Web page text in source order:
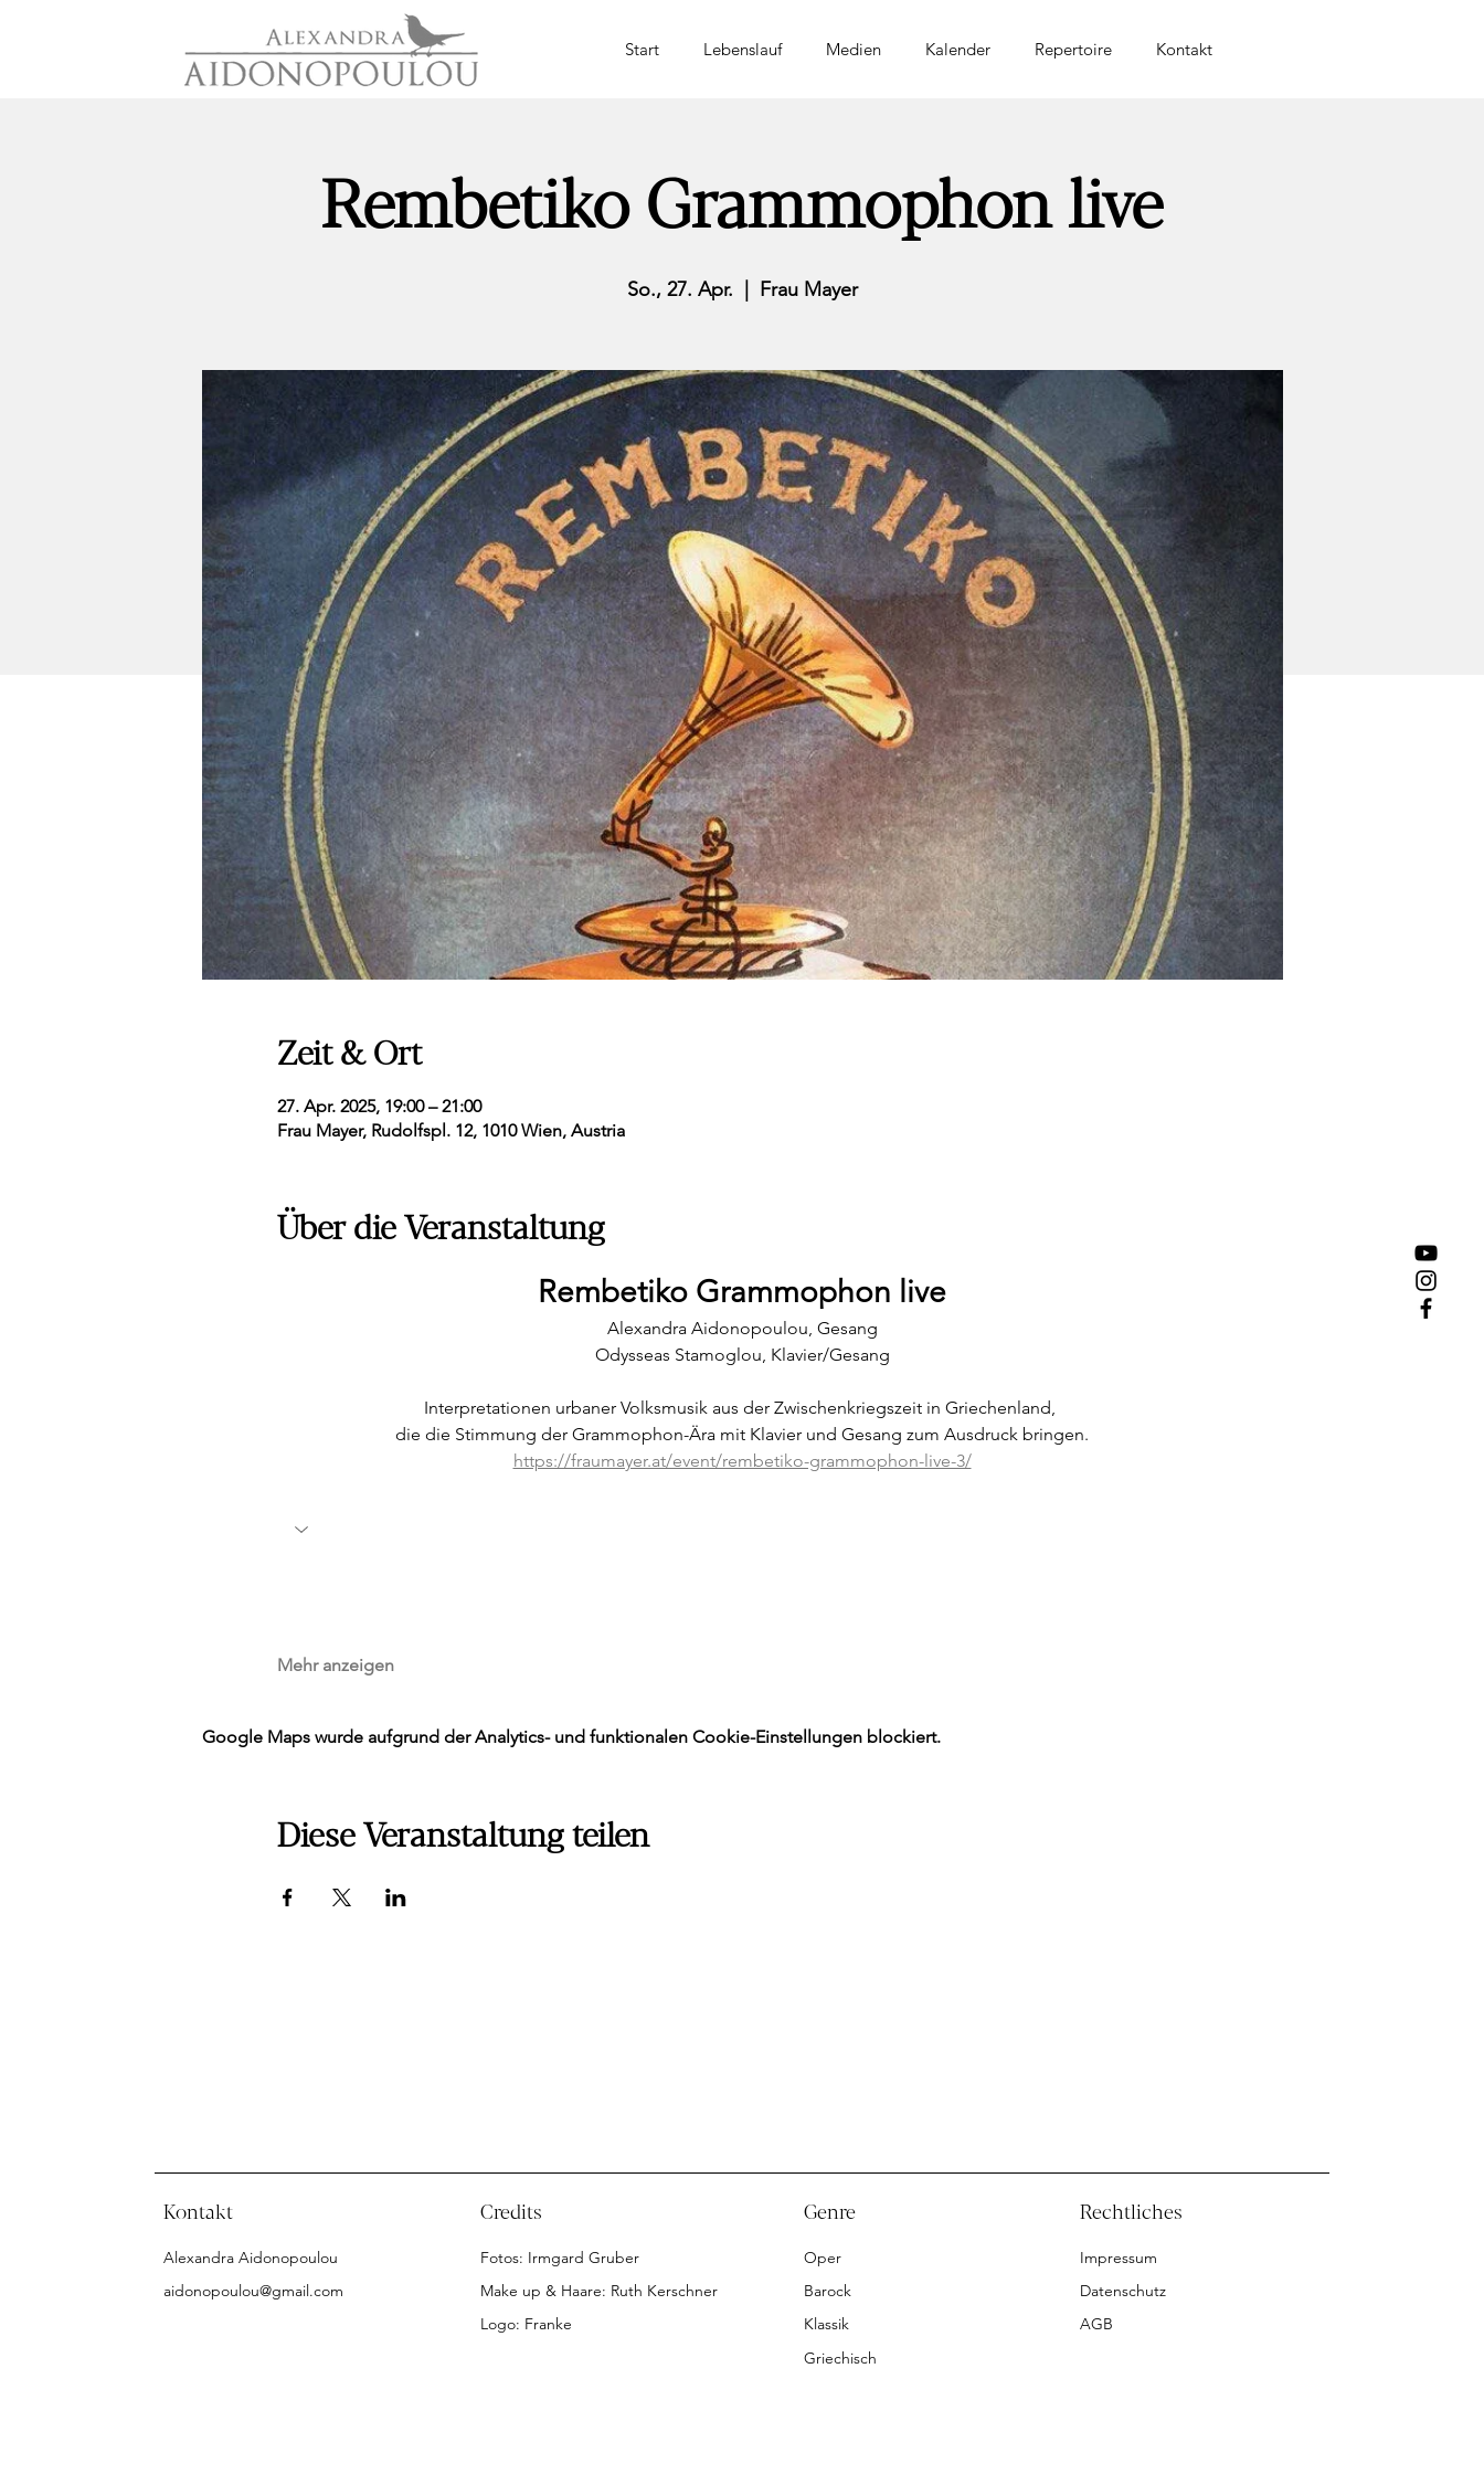
Start Lebenslauf Medien Kalender Repertoire Kontakt
Rembetiko Grammophon live
So., 27. Apr. Frau Mayer
Zeit & Ort
27. Apr. 2025, 19:00 – 21:00
Frau Mayer, Rudolfspl. 12, 1010 Wien, Austria
Über die Veranstaltung
Rembetiko Grammophon live
Alexandra Aidonopoulou, Gesang
Odysseas Stamoglou, Klavier/Gesang
Interpretationen urbaner Volksmusik aus der Zwischenkriegszeit in Griechenland,
die die Stimmung der Grammophon-Ära mit Klavier und Gesang zum Ausdruck bringen.
https://fraumayer.at/event/rembetiko-grammophon-live-3/
Mehr anzeigen
Google Maps wurde aufgrund der Analytics- und funktionalen Cookie-Einstellungen blockiert.
Diese Veranstaltung teilen
Kontakt
Alexandra Aidonopoulou
aidonopoulou@gmail.com
Credits
Fotos: Irmgard Gruber
Make up & Haare: Ruth Kerschner
Logo: Franke
Genre
Oper
Barock
Klassik
Griechisch
Rechtliches
Impressum
Datenschutz
AGB